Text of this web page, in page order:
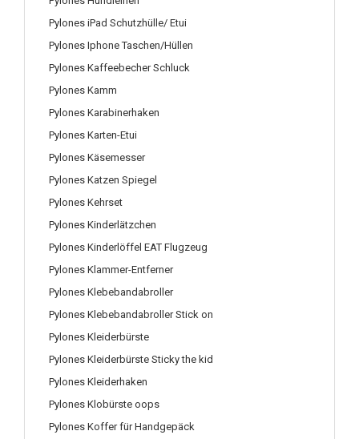
Pylones iPad Schutzhülle/ Etui
Pylones Iphone Taschen/Hüllen
Pylones Kaffeebecher Schluck
Pylones Kamm
Pylones Karabinerhaken
Pylones Karten-Etui
Pylones Käsemesser
Pylones Katzen Spiegel
Pylones Kehrset
Pylones Kinderlätzchen
Pylones Kinderlöffel EAT Flugzeug
Pylones Klammer-Entferner
Pylones Klebebandabroller
Pylones Klebebandabroller Stick on
Pylones Kleiderbürste
Pylones Kleiderbürste Sticky the kid
Pylones Kleiderhaken
Pylones Klobürste oops
Pylones Koffer für Handgepäck